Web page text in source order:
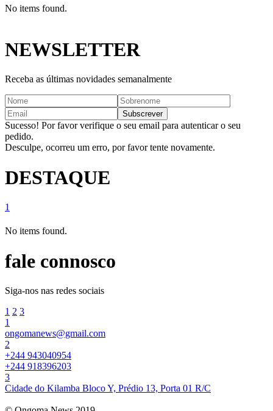
No items found.
NEWSLETTER
Receba as últimas novidades semanalmente
Sucesso! Por favor verifique o seu email para autenticar o seu
pedido.
Desculpe, ocorreu um erro, por favor tente novamente.
DESTAQUE
1
No items found.
fale connosco
Siga-nos nas redes sociais
1 2 3
1
ongomanews@gmail.com
2
+244 943040954
+244 918396203
3
Cidade do Kilamba Bloco Y, Prédio 13, Porta 01 R/C